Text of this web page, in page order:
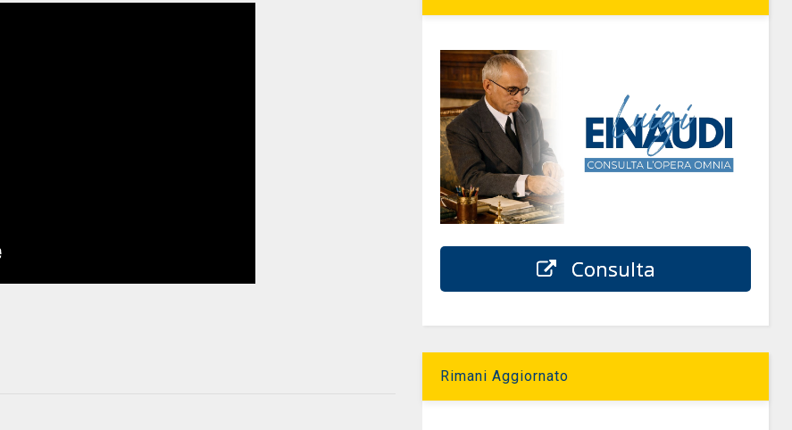
Consulta
Rimani Aggiornato